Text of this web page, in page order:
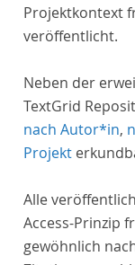
Projektkontext
veröffentlicht.
Neben der
TextGrid
nach Autor*in,
Projekt
Alle
Access-Prinzip
gewöhnlich